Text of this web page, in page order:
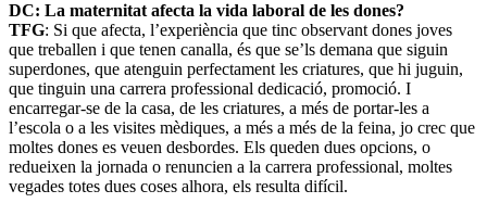
DC: La maternitat afecta la vida laboral de les dones?
TFG: Si que afecta, l’experiència que tinc observant dones joves
que treballen i que tenen canalla, és que se’ls demana que siguin
superdones, que atenguin perfectament les criatures, que hi juguin,
que tinguin una carrera professional dedicació, promoció. I
encarregar-se de la casa, de les criatures, a més de portar-les a
l’escola o a les visites mèdiques, a més a més de la feina, jo crec que
moltes dones es veuen desbordes. Els queden dues opcions, o
redueixen la jornada o renuncien a la carrera professional, moltes
vegades totes dues coses alhora, els resulta difícil.